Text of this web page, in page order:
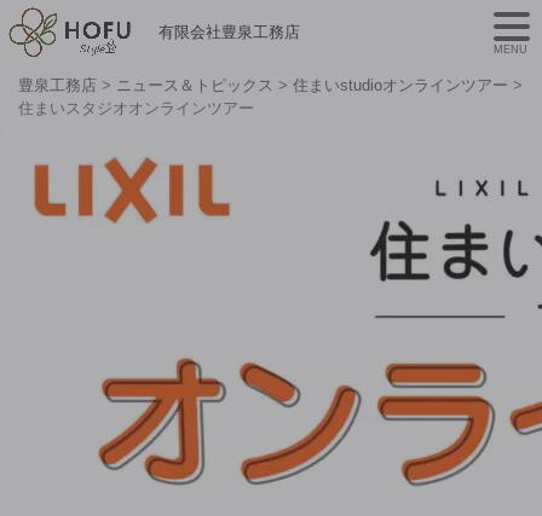
有限会社豊泉工務店
豊泉工務店 > ニュース＆トピックス > 住まいstudioオンラインツアー >
住まいスタジオオンラインツアー
MENU